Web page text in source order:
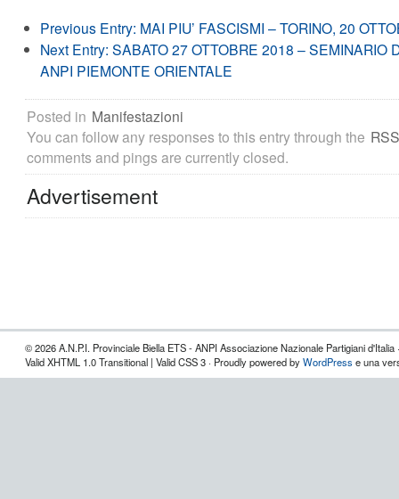
Previous Entry: MAI PIU’ FASCISMI – TORINO, 20
Next Entry: SABATO 27 OTTOBRE 2018 – SEMINARIO
ANPI PIEMONTE ORIENTALE
Posted in Manifestazioni
You can follow any responses to this entry through the
comments and pings are currently closed.
Advertisement
© 2026 A.N.P.I. Provinciale Biella ETS - ANPI Associazione Nazionale Partigiani d'Italia
Valid XHTML 1.0 Transitional | Valid CSS 3 · Proudly powered byWordPress e una